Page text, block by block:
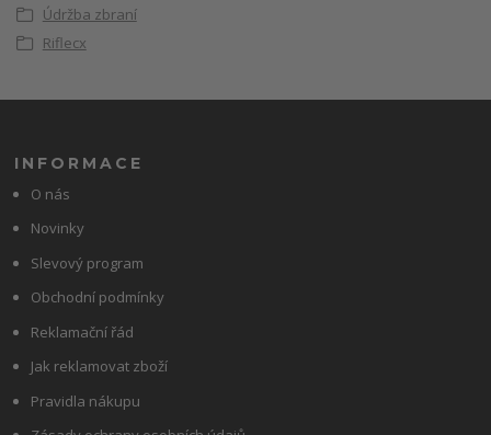
Údržba zbraní
Riflecx
INFORMACE
O nás
Novinky
Slevový program
Obchodní podmínky
Reklamační řád
Jak reklamovat zboží
Pravidla nákupu